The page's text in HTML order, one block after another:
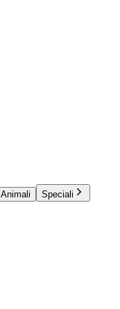
Animali
Speciali